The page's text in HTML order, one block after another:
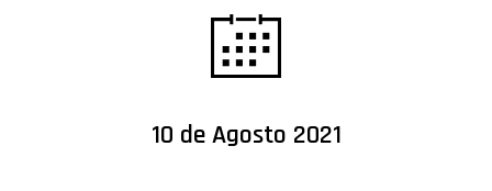
10 de Agosto 2021